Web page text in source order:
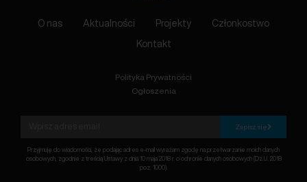
O nas Aktualności Projekty Członkostwo
Kontakt
Polityka Prywatności
Ogłoszenia
Zapisz się
Przyjmuję do wiadomości, że podając adres e-mail wyrażam zgodę na przetwarzanie moich danych
osobowych, zgodnie z treścią Ustawy z dnia 10 maja 2018 r. o ochronie danych osobowych (Dz.U. 2018
poz. 1000).